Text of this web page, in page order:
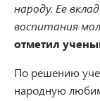
народу. Ее
воспитания
отметил
По решению
народную